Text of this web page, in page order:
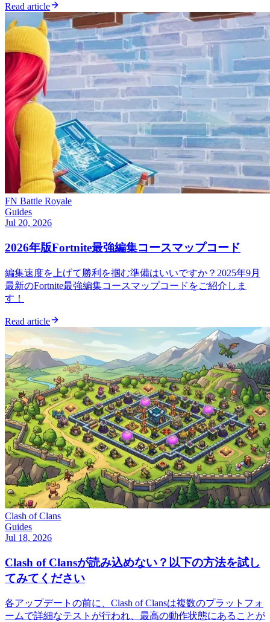
Read article
FN Battle Royale
Guides
Jul 20, 2026
2026年版Fortnite最強編集コースマップコード
編集速度を上げて勝利を掴む準備はいいですか？2025年9月
最新のFortnite最強編集コースマップコードをご紹介しま
す！
Read article
Clash of Clans
Guides
Jul 18, 2026
Clash of Clansが読み込めない？以下の方法を試し
てみてください
各アップデートの前に、Clash of Clansは複数のプラットフォ
ームで詳細なテストが行われ、最高の動作状態にあることが